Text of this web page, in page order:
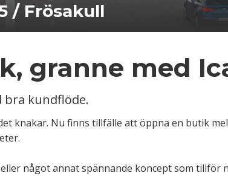
/ Frösakull
granne med
bra kundflöde.
knakar. Nu finns tillfälle att öppna en butik
något annat spännande koncept som tillför